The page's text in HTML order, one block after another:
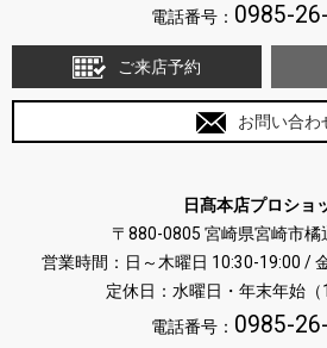
電話番号： 0985-
ご来店予約
お問い合わ
日髙本店プロショ
〒880-0805 宮崎県宮崎市橘
営業時間：日～木曜日 10:30-19:00 /
定休日：水曜日・年末年始（
電話番号： 0985-